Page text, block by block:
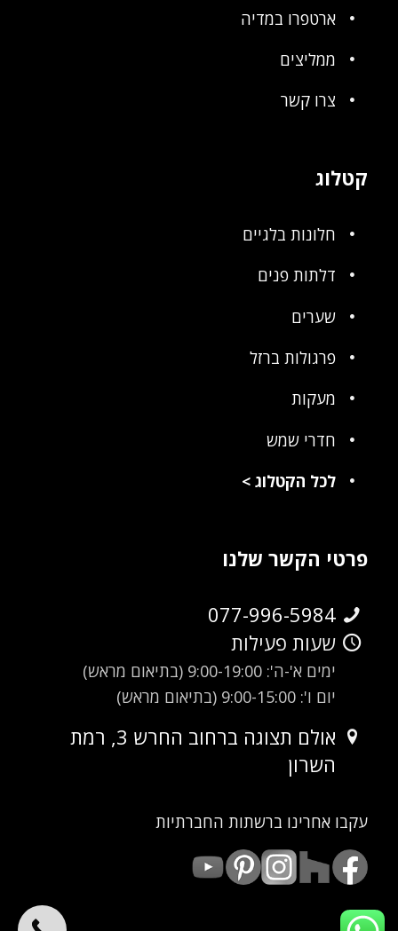
ארטפרו במדיה
ממליצים
צרו קשר
קטלוג
חלונות בלגיים
דלתות פנים
שערים
פרגולות ברזל
מעקות
חדרי שמש
לכל הקטלוג>
פרטי הקשר שלנו
077-996-5984
שעות פעילות
ימים א'-ה': 9:00-19:00 (בתיאום מראש)
יום ו': 9:00-15:00 (בתיאום מראש)
אולם תצוגה ברחוב החרש 3, רמת
השרון
עקבו אחרינו ברשתות החברתיות